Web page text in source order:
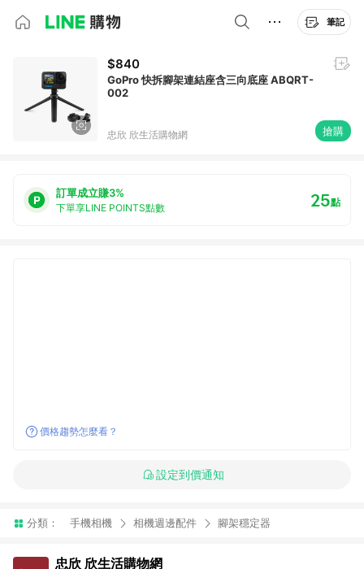
筆記
$840
GoPro 快拆腳架連結座含三向底座 ABQRT-
002
忠欣 欣生活購物網 搶購
訂單成立賺3%
下單享LINE POINTS點數 25點
價格趨勢怎麼看？
設定到價通知
分類： 手機相機 相機週邊配件 腳架穩定器
忠欣 欣生活購物網